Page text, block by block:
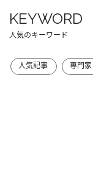
KEYWORD
人気のキーワード
人気記事 専門家